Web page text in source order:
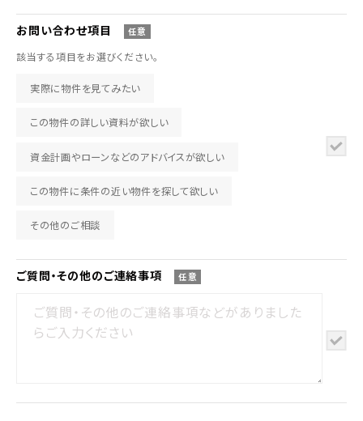
お問い合わせ項目 任意
該当する項目をお選びください。
実際に物件を見てみたい
この物件の詳しい資料が欲しい
資金計画やローンなどのアドバイスが欲しい
この物件に条件の近い物件を探して欲しい
その他のご相談
ご質問・その他のご連絡事項 任意